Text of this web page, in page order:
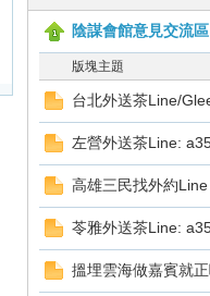
陰謀會館意見交流區
版塊主題
台北外送茶Line/
左營外送茶Line:
高雄三民找外約
苓雅外送茶Line:
搵埋雲海做嘉賓就